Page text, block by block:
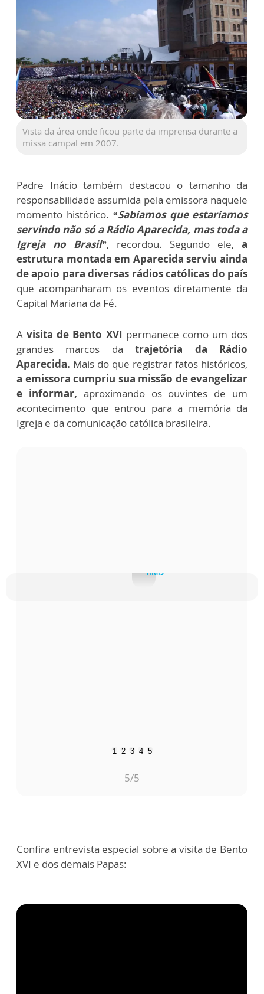
Vista da área onde ficou parte da imprensa durante a
missa campal em 2007.
Padre Inácio também destacou o tamanho da
responsabilidade assumida pela emissora naquele
momento histórico. “Sabíamos que estaríamos
servindo não só a Rádio Aparecida, mas toda a
Igreja no Brasil”, recordou. Segundo ele, a
estrutura montada em Aparecida serviu ainda
de apoio para diversas rádios católicas do país
que acompanharam os eventos diretamente da
Capital Mariana da Fé.
A visita de Bento XVI permanece como um dos
grandes marcos da trajetória da Rádio
Aparecida. Mais do que registrar fatos históricos,
a emissora cumpriu sua missão de evangelizar
e informar, aproximando os ouvintes de um
acontecimento que entrou para a memória da
Igreja e da comunicação católica brasileira.
1 2 3 4 5
5/5
Confira entrevista especial sobre a visita de Bento
XVI e dos demais Papas: